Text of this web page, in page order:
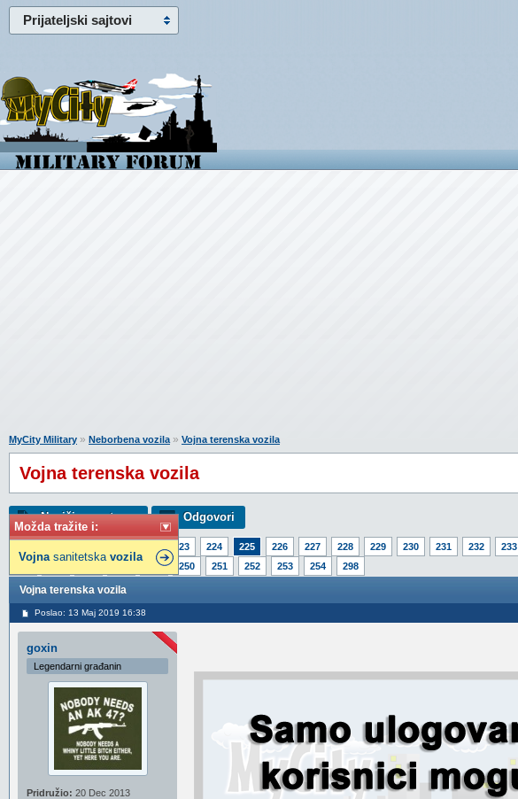
Prijateljski sajtovi
Možda tražite i:
Vojnasanitetska vozila
MyCity Military » Neborbena vozila» Vojna terenska vozila
Vojna terenska vozila
Napiši novu temu Odgovori
223 224 225 226 227 228 229 230 231 232 233
249 250 251 252 253 254 298
Vojna terenska vozila
Poslao: 13 Maj 2019 16:38
goxin
Legendarni građanin
Pridružio: 20 Dec 2013